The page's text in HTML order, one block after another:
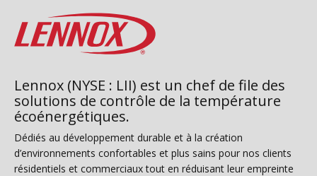
Lennox (NYSE : LII) est un chef de file des
solutions de contrôle de la température
écoénergétiques.
Dédiés au développement durable et à la création
d’environnements confortables et plus sains pour nos clients
résidentiels et commerciaux tout en réduisant leur empreinte